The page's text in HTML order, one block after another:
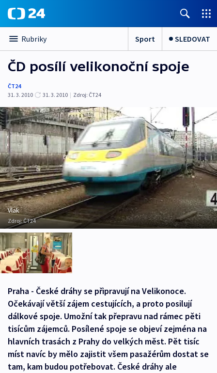
Rubriky Sport SLEDOVAT
ČD posílí velikonoční spoje
ČT24
31. 3. 2010
31. 3. 2010 | Zdroj: ČT24
Vlak
Zdroj:ČT24
Praha - České dráhy se připravují na Velikonoce.
Očekávají větší zájem cestujících, a proto posilují
dálkové spoje. Umožní tak přepravu nad rámec pěti
tisícům zájemců. Posílené spoje se objeví zejména na
hlavních trasách z Prahy do velkých měst. Pět tisíc
míst navíc by mělo zajistit všem pasažérům dostat se
tam, kam budou potřebovat. České dráhy ale